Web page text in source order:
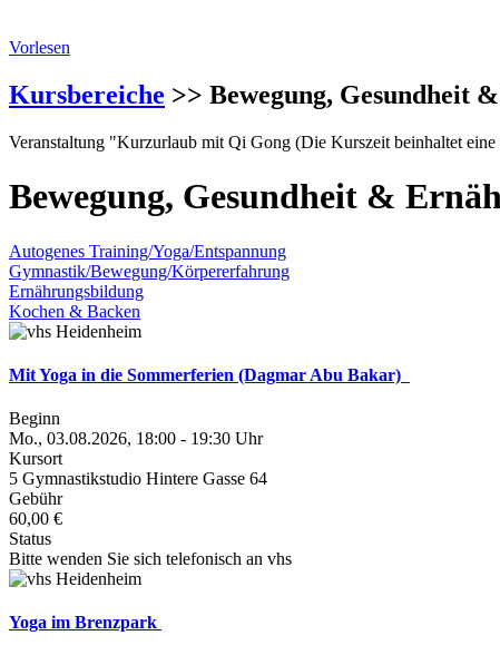
Vorlesen
Kursbereiche >> Bewegung, Gesundheit
Veranstaltung "Kurzurlaub mit Qi Gong (Die Kurszeit beinhaltet
Bewegung, Gesundheit &
Autogenes Training/Yoga/Entspannung
Gymnastik/Bewegung/Körpererfahrung
Ernährungsbildung
Kochen & Backen
Mit Yoga in die Sommerferien (Dagmar Abu Bakar)
Beginn
Mo., 03.08.2026, 18:00 - 19:30 Uhr
Kursort
5 Gymnastikstudio Hintere Gasse 64
Gebühr
60,00 €
Status
Bitte wenden Sie sich telefonisch an vhs
Yoga im Brenzpark